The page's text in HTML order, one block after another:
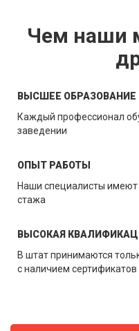
Чем наши
ВЫСШЕЕ ОБРАЗОВАНИЕ
Каждый профессионал
заведении
ОПЫТ РАБОТЫ
Наши специалисты имеют
стажа
ВЫСОКАЯ
В штат принимаются
с наличием сертификатов